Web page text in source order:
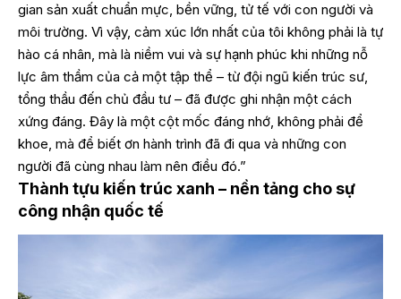
gian sản xuất chuẩn mực, bền vững, tử tế với con người và
môi trường. Vì vậy, cảm xúc lớn nhất của tôi không phải là tự
hào cá nhân, mà là niềm vui và sự hạnh phúc khi những nỗ
lực âm thầm của cả một tập thể – từ đội ngũ kiến trúc sư,
tổng thầu đến chủ đầu tư – đã được ghi nhận một cách
xứng đáng. Đây là một cột mốc đáng nhớ, không phải để
khoe, mà để biết ơn hành trình đã đi qua và những con
người đã cùng nhau làm nên điều đó.”
Thành tựu kiến trúc xanh – nền tảng cho sự
công nhận quốc tế